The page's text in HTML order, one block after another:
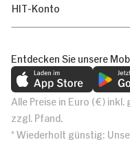
HIT-Konto
Entdecken Sie unsere
Alle Preise in Euro (€)
zzgl. Pfand.
* Wiederholt günstig: